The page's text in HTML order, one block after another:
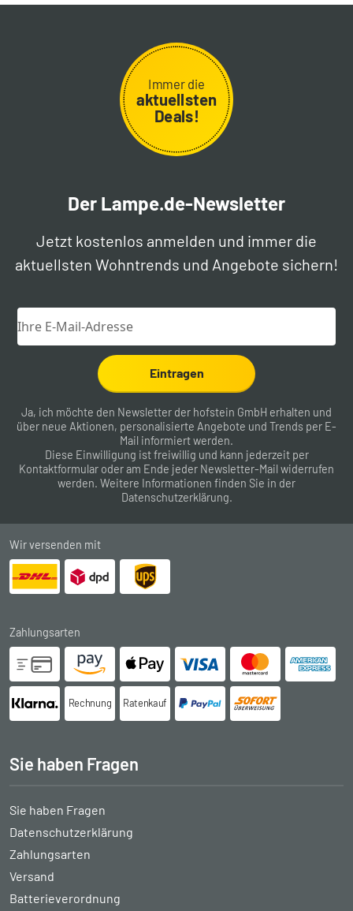
Immer die
aktuellsten
Deals!
Der Lampe.de-Newsletter
Jetzt kostenlos anmelden und immer die
aktuellsten Wohntrends und Angebote sichern!
Eintragen
Ja, ich möchte den Newsletter der hofstein GmbH erhalten und
über neue Aktionen, personalisierte Angebote und Trends per E-
Mail informiert werden.
Diese Einwilligung ist freiwillig und kann jederzeit per
Kontaktformular oder am Ende jeder Newsletter-Mail widerrufen
werden. Weitere Informationen finden Sie in der
Datenschutzerklärung.
Wir versenden mit
Zahlungsarten
Rechnung Ratenkauf
Sie haben Fragen
Sie haben Fragen
Datenschutzerklärung
Zahlungsarten
Versand
Batterieverordnung